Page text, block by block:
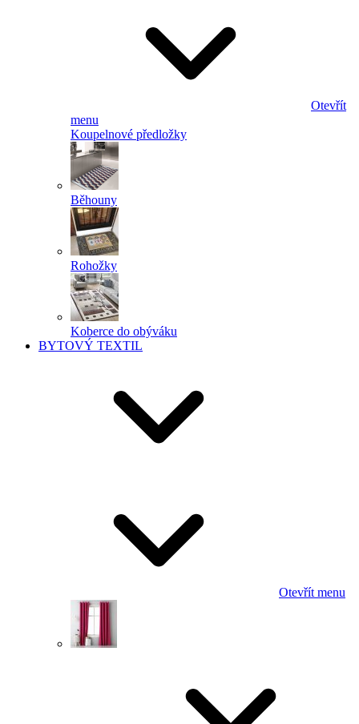
Otevřít
menu
Koupelnové předložky
Běhouny
Rohožky
Koberce do obýváku
BYTOVÝ TEXTIL
Otevřít menu